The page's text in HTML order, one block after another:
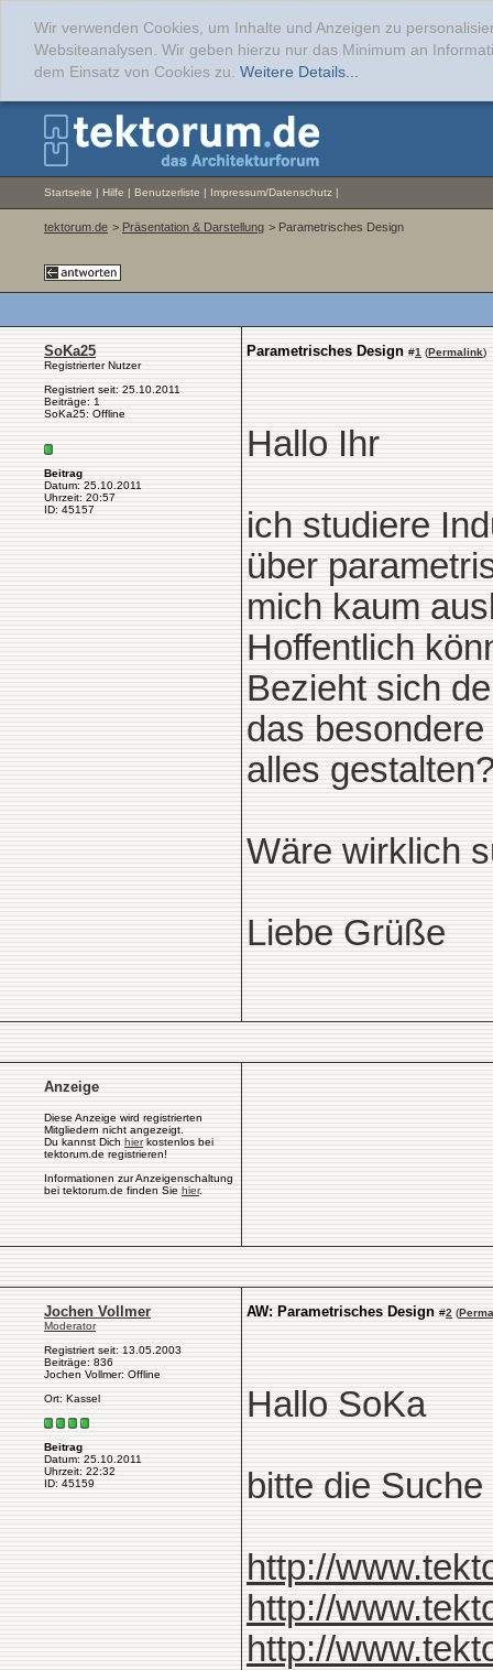
Wir verwenden Cookies, um Inhalte und Anzeigen zu
Websiteanalysen. Wir geben hierzu nur das Minimum an
dem Einsatz von Cookies zu. Weitere Details...
Startseite | Hilfe | Benutzerliste | Impressum/Datenschutz |
tektorum.de > Präsentation & Darstellung > Parametrisches Design
SoKa25
Registrierter Nutzer
Registriert seit: 25.10.2011
Beiträge: 1
SoKa25: Offline
Beitrag
Datum: 25.10.2011
Uhrzeit: 20:57
ID: 45157
Parametrisches Design #1 (Permalink)
Hallo Ihr
ich studiere
über
mich kaum
Hoffentlich
Bezieht sich
das
alles
Wäre wirklich
Liebe Grüße
Anzeige
Diese Anzeige wird registrierten
Mitgliedern nicht angezeigt.
Du kannst Dich hierkostenlos bei
tektorum.de registrieren!
Informationen zur Anzeigenschaltung
bei tektorum.de finden Sie hier.
Jochen Vollmer
Moderator
Registriert seit: 13.05.2003
Beiträge: 836
Jochen Vollmer: Offline
Ort: Kassel
Beitrag
Datum: 25.10.2011
Uhrzeit: 22:32
ID: 45159
AW: Parametrisches Design #2 (
Hallo SoKa
bitte die
http://
http://
http://